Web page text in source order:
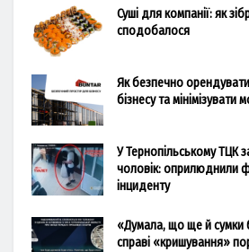
Суші для компанії: як
сподобалося
Як безпечно
бізнесу та мінімізувати
У Тернопільському ТЦК
чоловік: оприлюднили
інциденту
«Думала, що ще й сумки
справі «кришування»